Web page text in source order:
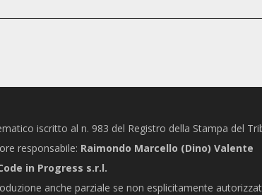
iscritto al n. 983 del Registro della Stampa del
responsabile: Raimondo Marcello (Dino) Valente
in Progress s.r.l.
anche parziale se non esplicitamente